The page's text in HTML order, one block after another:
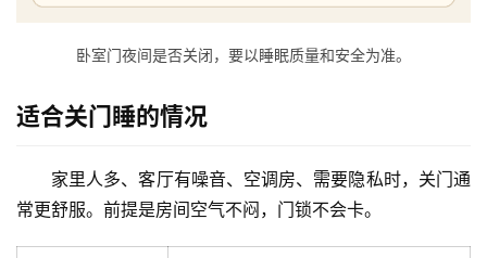
卧室门夜间是否关闭，要以睡眠质量和安全为准。
适合关门睡的情况
家里人多、客厅有噪音、空调房、需要隐私时，关门通
常更舒服。前提是房间空气不闷，门锁不会卡。